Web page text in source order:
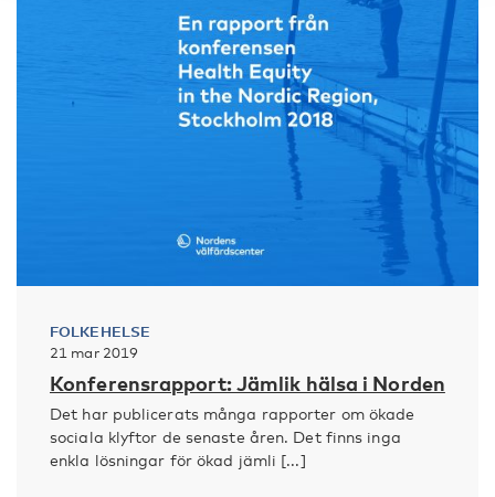
FOLKEHELSE
21 mar 2019
Konferensrapport: Jämlik hälsa i Norden
Det har publicerats många rapporter om ökade
sociala klyftor de senaste åren. Det finns inga
enkla lösningar för ökad jämli [...]